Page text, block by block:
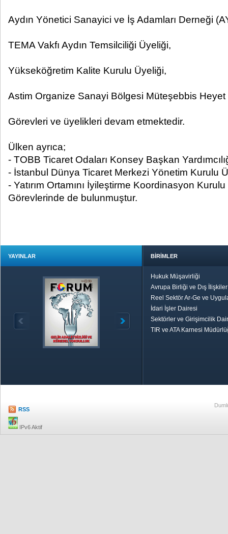
Aydın Yönetici Sanayici ve İş Adamları Derneği
TEMA Vakfı Aydın Temsilciliği Üyeliği,
Yükseköğretim Kalite Kurulu Üyeliği,
Astim Organize Sanayi Bölgesi Müteşebbis Heyet
Görevleri ve üyelikleri devam etmektedir.
Ülken ayrıca;
- TOBB Ticaret Odaları Konsey Başkan
- İstanbul Dünya Ticaret Merkezi Yönetim Kurulu
- Yatırım Ortamını İyileştirme Koordinasyon
Görevlerinde de bulunmuştur.
YAYINLAR BİRİMLER
Hukuk Müşavirliği
Avrupa Birliği ve Dış
Reel Sektör Ar-Ge ve
İdari İşler Dairesi
Sektörler ve Girişimcilik
TIR ve ATA Karnesi
RSS
IPv6 Aktif